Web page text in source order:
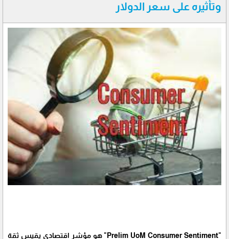
وتأثيره على سعر الدولار
"Prelim UoM Consumer Sentiment" هو مؤشر اقتصادي يقيس ثقة